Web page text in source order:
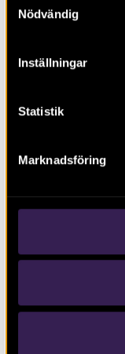
Nödvändig
Inställningar
Statistik
Marknadsföring
Stubbarp